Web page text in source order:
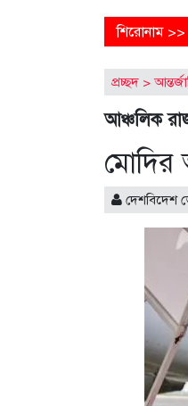
শিরোনাম >>
জামায়াত আমীরের এক্স
প্রচ্ছদ >
আঞ্চলিক
মোদির